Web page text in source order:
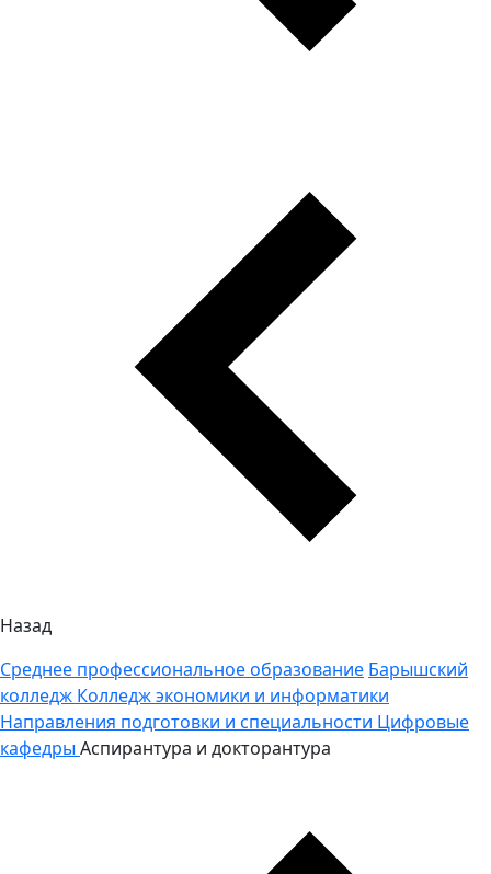
Назад
Среднее профессиональное образование Барышский
колледж Колледж экономики и информатики
Направления подготовки и специальности Цифровые
кафедры Аспирантура и докторантура